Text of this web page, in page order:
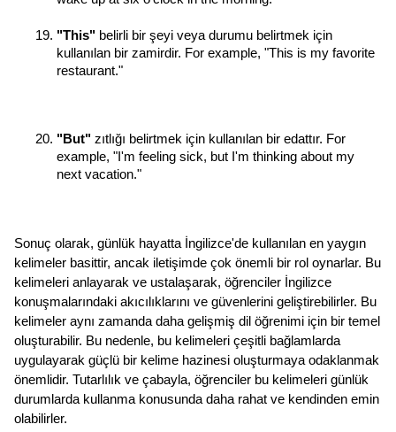
"This" belirli bir şeyi veya durumu belirtmek için
kullanılan bir zamirdir. For example, "This is my favorite
restaurant."
"But" zıtlığı belirtmek için kullanılan bir edattır. For
example, "I'm feeling sick, but I'm thinking about my
next vacation."
Sonuç olarak, günlük hayatta İngilizce'de kullanılan en yaygın
kelimeler basittir, ancak iletişimde çok önemli bir rol oynarlar. Bu
kelimeleri anlayarak ve ustalaşarak, öğrenciler İngilizce
konuşmalarındaki akıcılıklarını ve güvenlerini geliştirebilirler. Bu
kelimeler aynı zamanda daha gelişmiş dil öğrenimi için bir temel
oluşturabilir. Bu nedenle, bu kelimeleri çeşitli bağlamlarda
uygulayarak güçlü bir kelime hazinesi oluşturmaya odaklanmak
önemlidir. Tutarlılık ve çabayla, öğrenciler bu kelimeleri günlük
durumlarda kullanma konusunda daha rahat ve kendinden emin
olabilirler.